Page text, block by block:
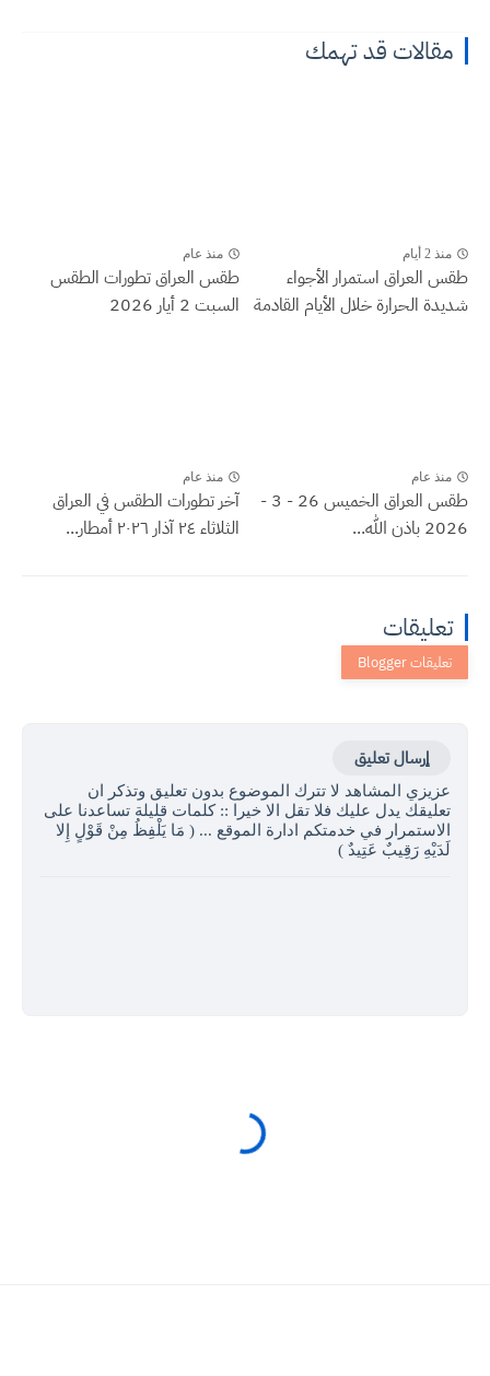
مقالات قد تهمك
منذ 2 أيام
طقس العراق ‏استمرار الأجواء
شديدة الحرارة خلال الأيام القادمة
منذ عام
طقس العراق تطورات الطقس
السبت 2 أيار 2026
منذ عام
طقس العراق الخميس 26 - 3 -
2026 باذن الله...
منذ عام
آخر تطورات الطقس في العراق
الثلاثاء ٢٤ آذار ٢٠٢٦ أمطار...
تعليقات
إرسال تعليق
عزيزي المشاهد لا تترك الموضوع بدون تعليق وتذكر ان
تعليقك يدل عليك فلا تقل الا خيرا :: كلمات قليلة تساعدنا على
الاستمرار في خدمتكم ادارة الموقع ... ( مَا يَلْفِظُ مِنْ قَوْلٍ إِلا
لَدَيْهِ رَقِيبٌ عَتِيدٌ )